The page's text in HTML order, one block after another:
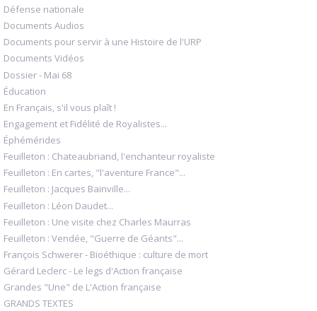
Défense nationale
Documents Audios
Documents pour servir à une Histoire de l'URP
Documents Vidéos
Dossier - Mai 68
Éducation
En Français, s'il vous plaît !
Engagement et Fidélité de Royalistes...
Éphémérides
Feuilleton : Chateaubriand, l'enchanteur royaliste
Feuilleton : En cartes, "l'aventure France"...
Feuilleton : Jacques Bainville...
Feuilleton : Léon Daudet...
Feuilleton : Une visite chez Charles Maurras
Feuilleton : Vendée, "Guerre de Géants"...
François Schwerer - Bioéthique : culture de mort
Gérard Leclerc - Le legs d'Action française
Grandes "Une" de L'Action française
GRANDS TEXTES